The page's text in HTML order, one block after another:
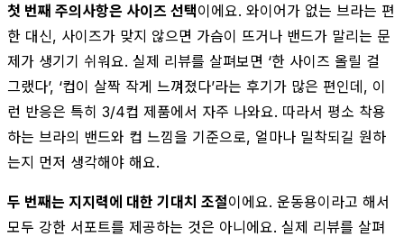
첫 번째 주의사항은 사이즈 선택이에요. 와이어가 없는 브라는 편
한 대신, 사이즈가 맞지 않으면 가슴이 뜨거나 밴드가 말리는 문
제가 생기기 쉬워요. 실제 리뷰를 살펴보면 ‘한 사이즈 올릴 걸
그랬다’, ‘컵이 살짝 작게 느껴졌다’라는 후기가 많은 편인데, 이
런 반응은 특히 3/4컵 제품에서 자주 나와요. 따라서 평소 착용
하는 브라의 밴드와 컵 느낌을 기준으로, 얼마나 밀착되길 원하
는지 먼저 생각해야 해요.
두 번째는 지지력에 대한 기대치 조절이에요. 운동용이라고 해서
모두 강한 서포트를 제공하는 것은 아니에요. 실제 리뷰를 살펴